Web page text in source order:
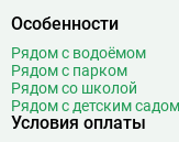
Особенности
Рядом с водоёмом
Рядом с парком
Рядом со школой
Рядом с детским садом
Условия оплаты